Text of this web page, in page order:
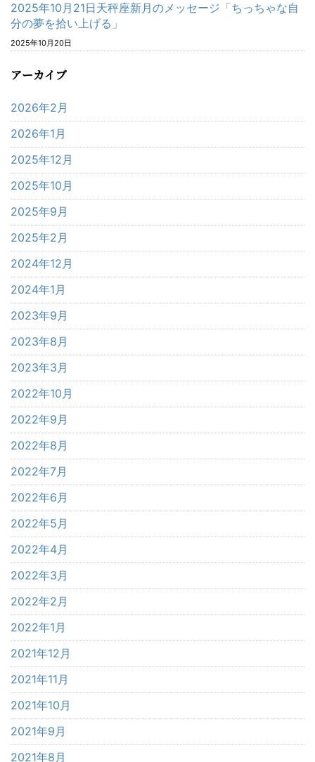
2025年10月21日天秤座新月のメッセージ「ちっちゃな自
分の夢を拾い上げる」
2025年10月20日
アーカイブ
2026年2月
2026年1月
2025年12月
2025年10月
2025年9月
2025年2月
2024年12月
2024年1月
2023年9月
2023年8月
2023年3月
2022年10月
2022年9月
2022年8月
2022年7月
2022年6月
2022年5月
2022年4月
2022年3月
2022年2月
2022年1月
2021年12月
2021年11月
2021年10月
2021年9月
2021年8月